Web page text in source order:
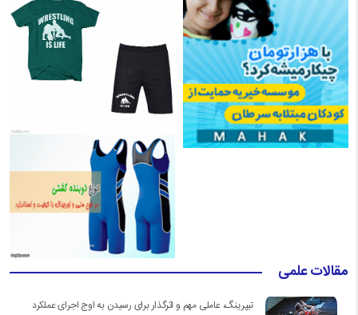
مقالات علمی
تیپرینگ، عاملی مهم و اثرگذار برای رسیدن به اوج اجرای عملکرد